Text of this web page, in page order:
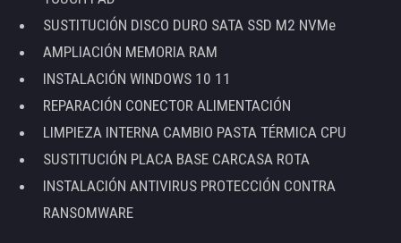
SUSTITUCIÓN DISCO DURO SATA SSD M2 NVMe
AMPLIACIÓN MEMORIA RAM
INSTALACIÓN WINDOWS 10 11
REPARACIÓN CONECTOR ALIMENTACIÓN
LIMPIEZA INTERNA CAMBIO PASTA TÉRMICA CPU
SUSTITUCIÓN PLACA BASE CARCASA ROTA
INSTALACIÓN ANTIVIRUS PROTECCIÓN CONTRA
RANSOMWARE